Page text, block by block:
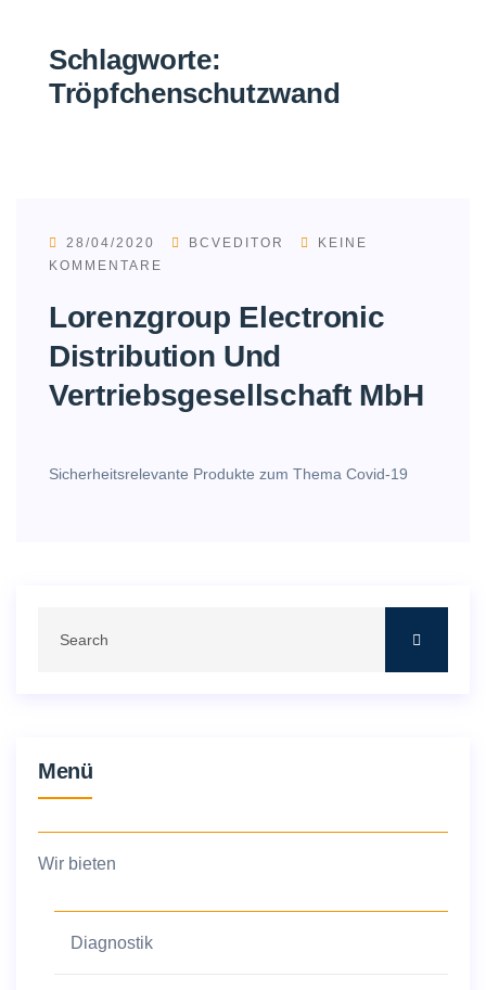
Schlagworte:
Tröpfchenschutzwand
28/04/2020 BCVEDITOR
KEINE
KOMMENTARE
Lorenzgroup Electronic
Distribution Und
Vertriebsgesellschaft MbH
Sicherheitsrelevante Produkte zum Thema Covid-19
Menü
Wir bieten
Diagnostik